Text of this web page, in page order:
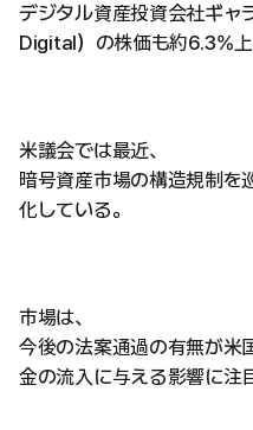
デジタル資産投資会社ギ
Digital）の株価も約6.3%上
米議会では最近、
暗号資産市場の構造規制を
化している。
市場は、
今後の法案通過の有無が米
金の流入に与える影響に注